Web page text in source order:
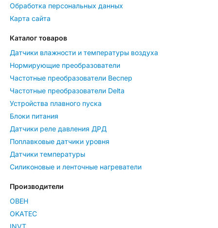
Обработка персональных данных
Карта сайта
Каталог товаров
Датчики влажности и температуры воздуха
Нормирующие преобразователи
Частотные преобразователи Веспер
Частотные преобразователи Delta
Устройства плавного пуска
Блоки питания
Датчики реле давления ДРД
Поплавковые датчики уровня
Датчики температуры
Силиконовые и ленточные нагреватели
Производители
ОВЕН
OKATEC